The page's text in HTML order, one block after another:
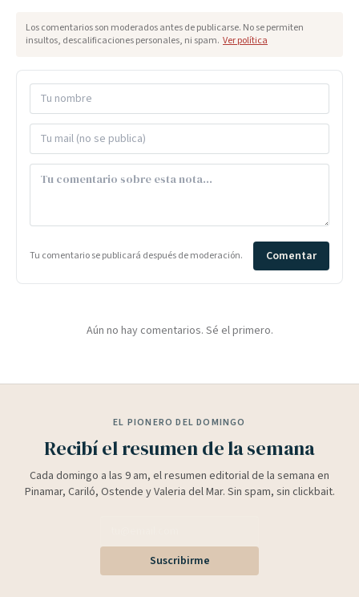
Los comentarios son moderados antes de publicarse. No se permiten
insultos, descalificaciones personales, ni spam. Ver política
Tu comentario se publicará después de moderación. Comentar
Aún no hay comentarios. Sé el primero.
EL PIONERO DEL DOMINGO
Recibí el resumen de la semana
Cada domingo a las 9 am, el resumen editorial de la semana en
Pinamar, Cariló, Ostende y Valeria del Mar. Sin spam, sin clickbait.
Suscribirme